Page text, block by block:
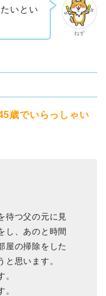
ねず
いとい
歳でいらっしゃい
待つ父の元に見
し、あのと時間
屋の掃除をした
と思います。